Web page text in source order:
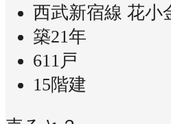
西武新宿線 花小
築21年
611戸
15階建